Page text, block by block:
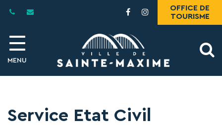
Lien
le
compte
Facebook
OFFICE DE
TOURISME
MENU
Service Etat Civil